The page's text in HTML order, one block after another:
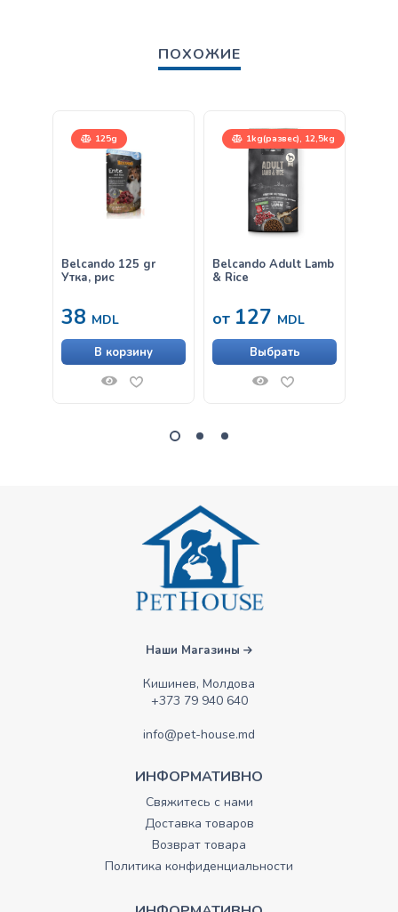
ПОХОЖИЕ
125g
Belcando 125 gr
Утка, рис
38 MDL
В корзину
1kg(развес), 12,5kg
Belcando Adult Lamb
& Rice
от 127 MDL
Выбрать
Наши Магазины
Кишинев, Молдова
+373 79 940 640
info@pet-house.md
ИНФОРМАТИВНО
Свяжитесь с нами
Доставка товаров
Возврат товара
Политика конфиденциальности